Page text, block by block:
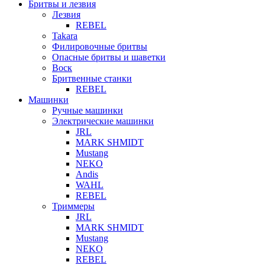
Бритвы и лезвия
Лезвия
REBEL
Takara
Филировочные бритвы
Опасные бритвы и шаветки
Воск
Бритвенные станки
REBEL
Машинки
Ручные машинки
Электрические машинки
JRL
MARK SHMIDT
Mustang
NEKO
Andis
WAHL
REBEL
Триммеры
JRL
MARK SHMIDT
Mustang
NEKO
REBEL